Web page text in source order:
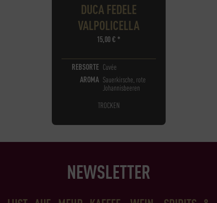
DUCA FEDELE
VALPOLICELLA
15,00€ *
REBSORTE Cuvée
AROMA Sauerkirsche, rote
Johannisbeeren
TROCKEN
NEWSLETTER